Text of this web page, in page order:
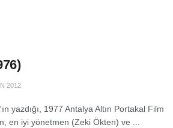
2012
yazdığı, 1977 Antalya Altın Portakal Film
en iyi yönetmen (Zeki Ökten) ve ...